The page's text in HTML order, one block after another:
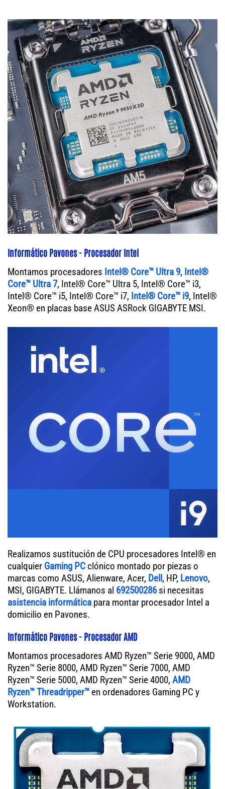
Informático Pavones - Procesador Intel
Montamos procesadores Intel® Core™ Ultra 9, Intel®
Core™ Ultra 7, Intel® Core™ Ultra 5, Intel® Core™ i3,
Intel® Core™ i5, Intel® Core™ i7, Intel® Core™ i9, Intel®
Xeon® en placas base ASUS ASRock GIGABYTE MSI.
Realizamos sustitución de CPU procesadores Intel® en
cualquier Gaming PC clónico montado por piezas o
marcas como ASUS, Alienware, Acer, Dell, HP, Lenovo,
MSI, GIGABYTE. Llámanos al 692500286si necesitas
asistencia informática para montar procesador Intel a
domicilio en Pavones.
Informático Pavones - Procesador AMD
Montamos procesadores AMD Ryzen™ Serie 9000, AMD
Ryzen™ Serie 8000, AMD Ryzen™ Serie 7000, AMD
Ryzen™ Serie 5000, AMD Ryzen™ Serie 4000, AMD
Ryzen™ Threadripper™ en ordenadores Gaming PC y
Workstation.